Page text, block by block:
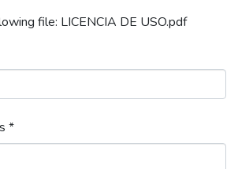
file: LICENCIA DE USO.pdf
*